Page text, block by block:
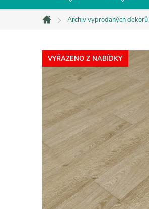
Domů
Archiv vyprodaných dekorů
VYŘAZENO Z NABÍDKY